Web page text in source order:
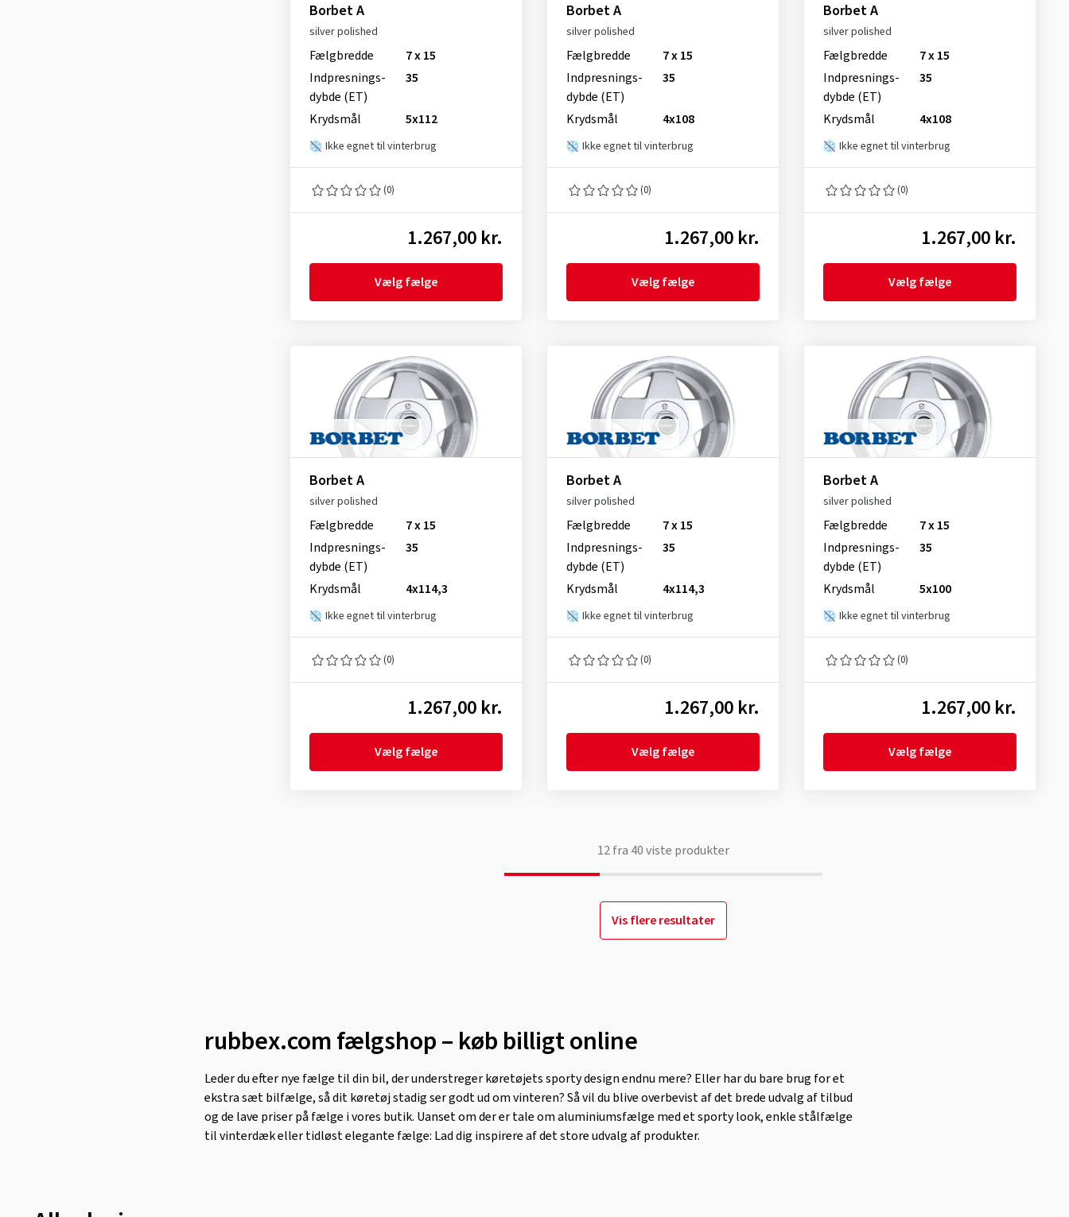
Borbet A
silver polished
Fælgbredde
7 x 15
Indpresnings­
dybde (ET)
35
Krydsmål 5x112
Ikke egnet til vinterbrug
(0)
1.267,00 kr.
Vælg fælge
Borbet A
silver polished
Fælgbredde
7 x 15
Indpresnings­
dybde (ET)
35
Krydsmål 4x108
Ikke egnet til vinterbrug
(0)
1.267,00 kr.
Vælg fælge
Borbet A
silver polished
Fælgbredde
7 x 15
Indpresnings­
dybde (ET)
35
Krydsmål 4x108
Ikke egnet til vinterbrug
(0)
1.267,00 kr.
Vælg fælge
Borbet A
silver polished
Fælgbredde
7 x 15
Indpresnings­
dybde (ET)
35
Krydsmål 4x114,3
Ikke egnet til vinterbrug
(0)
1.267,00 kr.
Vælg fælge
Borbet A
silver polished
Fælgbredde
7 x 15
Indpresnings­
dybde (ET)
35
Krydsmål 4x114,3
Ikke egnet til vinterbrug
(0)
1.267,00 kr.
Vælg fælge
Borbet A
silver polished
Fælgbredde
7 x 15
Indpresnings­
dybde (ET)
35
Krydsmål 5x100
Ikke egnet til vinterbrug
(0)
1.267,00 kr.
Vælg fælge
12fra 40viste produkter
Vis flere resultater
rubbex.com fælgshop – køb billigt online
Leder du efter nye fælge til din bil, der understreger køretøjets sporty design endnu mere? Eller har du bare brug for et
ekstra sæt bilfælge, så dit køretøj stadig ser godt ud om vinteren? Så vil du blive overbevist af det brede udvalg af tilbud
og de lave priser på fælge i vores butik. Uanset om der er tale om aluminiumsfælge med et sporty look, enkle stålfælge
til vinterdæk eller tidløst elegante fælge: Lad dig inspirere af det store udvalg af produkter.